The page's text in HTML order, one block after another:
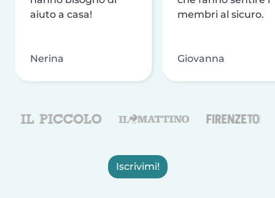
aiuto a casa!
Nerina
membri al sicuro.
Giovanna
Iscrivimi!